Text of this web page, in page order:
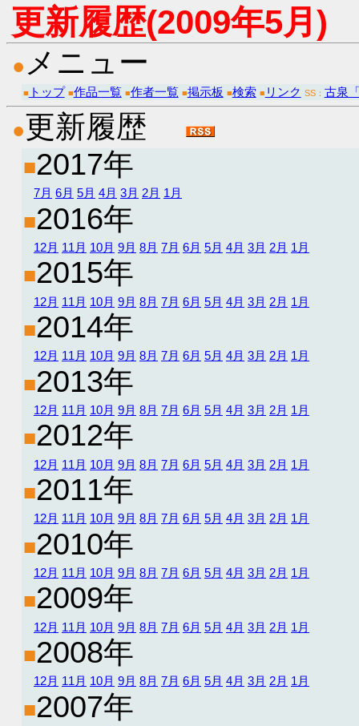
更新履歴(2009年5月)
● メニュー
■ トップ ■作品一覧 ■作者一覧 ■掲示板 ■検索 ■ リンク SS： 古泉
●更新履歴
■2017年
7月 6月 5月 4月 3月 2月 1月
■2016年
12月 11月 10月 9月 8月 7月 6月 5月 4月 3月 2月 1月
■2015年
12月 11月 10月 9月 8月 7月 6月 5月 4月 3月 2月 1月
■2014年
12月 11月 10月 9月 8月 7月 6月 5月 4月 3月 2月 1月
■2013年
12月 11月 10月 9月 8月 7月 6月 5月 4月 3月 2月 1月
■2012年
12月 11月 10月 9月 8月 7月 6月 5月 4月 3月 2月 1月
■2011年
12月 11月 10月 9月 8月 7月 6月 5月 4月 3月 2月 1月
■2010年
12月 11月 10月 9月 8月 7月 6月 5月 4月 3月 2月 1月
■2009年
12月 11月 10月 9月 8月 7月 6月 5月 4月 3月 2月 1月
■2008年
12月 11月 10月 9月 8月 7月 6月 5月 4月 3月 2月 1月
■2007年